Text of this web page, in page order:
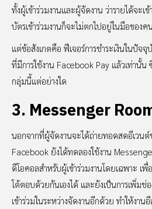
ทั้งผู้เข้าร่วมงานและผู้จัดงาน ว่ารายได้จะเ
บัตรเข้าร่วมงานก็จะไม่ตกไปอยู่ในมือของ
แต่ข้อสังเกตคือ ฟีเจอร์การชำระเงินในปัจ
ที่มีการใช้งาน Facebook Pay แล้วเท่านั้น
กลุ่มนี้แต่อย่างใด
3. Messenger
นอกจากที่ผู้จัดงานจะได้ถ่ายทอดสดอีเวน
Facebook ยังได้ทดลองใช้งาน
ดีโอคอลสำหรับผู้เข้าร่วมงานโดยเฉพาะ เ
โต้ตอบด้วยกันเองได้ และยังเป็นการเพิ่มช่
เข้าร่วมในระหว่างจัดงานอีกด้วย ทำให้งาน